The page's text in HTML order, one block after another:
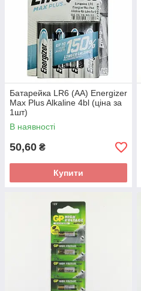
Батарейка LR6 (AA) Energizer
Max Plus Alkaline 4bl (ціна за
1шт)
В наявності
50,60 ₴
Купити